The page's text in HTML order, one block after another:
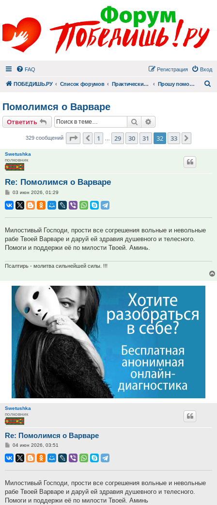
FAQ Вход
Регистрация
ПОБЕДИШЬ.РУ Список форумов Практический раздел Прошу помолиться
Помолимся о Варваре
Ответить Поиск
329 сообщений Страница 32из 33
Пред.
1 29 30 31 32 33
Swetushka
полковник
Re: Помолимся о Варваре
Сообщение
03 июн 2026, 01:29
Милостивый Господи, прости все согрешения вольные и невольные
рабе Твоей Варваре и даруй ей здравия душевного и телесного.
Помоги и поддержи её по милости Твоей. Аминь.
Псалтирь - молитва сильнейшей силы. !!!
Swetushka
полковник
Re: Помолимся о Варваре
Сообщение
04 июн 2026, 03:51
Милостивый Господи, прости все согрешения вольные и невольные
рабе Твоей Варваре и даруй ей здравия душевного и телесного.
Помоги и поддержи её по милости Твоей. Аминь